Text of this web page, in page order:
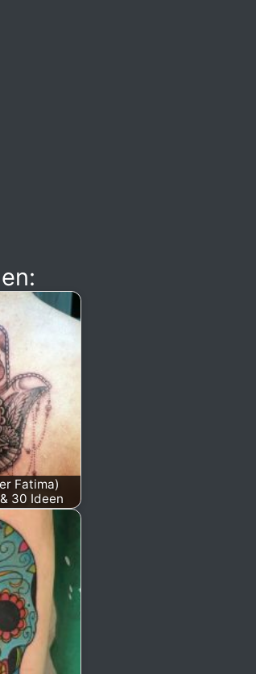
Fatima)
30 Ideen